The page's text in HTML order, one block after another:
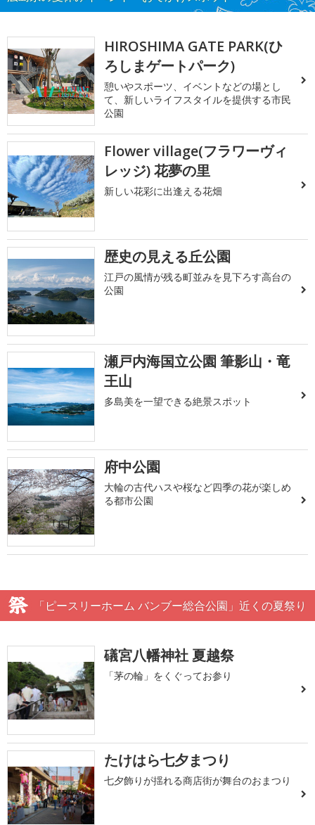
HIROSHIMA GATE PARK(ひ
ろしまゲートパーク)
憩いやスポーツ、イベントなどの場とし
て、新しいライフスタイルを提供する市民
公園
Flower village(フラワーヴィ
レッジ) 花夢の里
新しい花彩に出逢える花畑
歴史の見える丘公園
江戸の風情が残る町並みを見下ろす高台の
公園
瀬戸内海国立公園 筆影山・竜
王山
多島美を一望できる絶景スポット
府中公園
大輪の古代ハスや桜など四季の花が楽しめ
る都市公園
「ピースリーホーム バンブー総合公園」近くの夏祭り
礒宮八幡神社 夏越祭
「茅の輪」をくぐってお参り
たけはら七夕まつり
七夕飾りが揺れる商店街が舞台のおまつり